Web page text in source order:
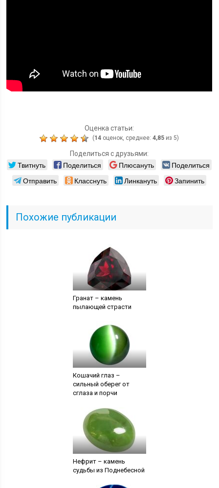
Оценка статьи:
(14 оценок, среднее:4,85 из 5)
Поделиться с друзьями:
Твитнуть Поделиться Плюсануть
Поделиться
Отправить
Класснуть Линкануть Запинить
Похожие публикации
Гранат – камень
пылающей страсти
Кошачий глаз –
сильный оберег от
сглаза и порчи
Нефрит – камень
судьбы из Поднебесной